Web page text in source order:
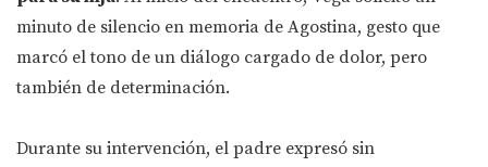
minuto de silencio en memoria de Agostina, gesto que
marcó el tono de un diálogo cargado de dolor, pero
también de determinación.
Durante su intervención, el padre expresó sin